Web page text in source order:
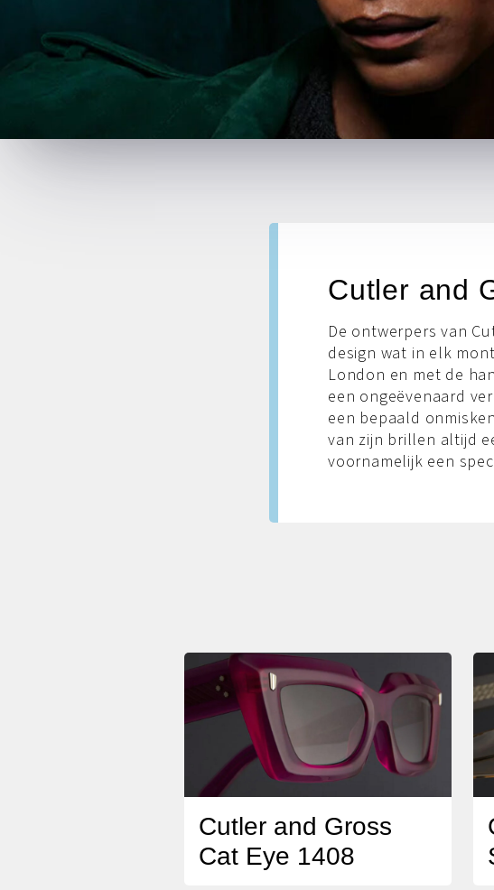
Cutler and
De ontwerpers van
design wat in elk
London en met de
een ongeëvenaard
een bepaald
van zijn brillen altijd
voornamelijk een
Cutler and Gross
Cat Eye 1408